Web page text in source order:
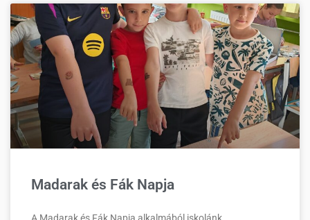
Madarak és Fák Napja